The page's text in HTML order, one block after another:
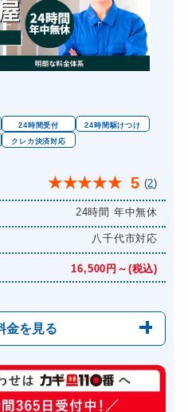
8,8000円～(税込)
14,300円～(税込)
11,000円～(税込)
8,800円～(税込)
10,780円～(税込)
8,800円～(税込)
11,000円～(税込)
24時間受付
24時間駆けつけ
クレカ決済対応
★★★★★ 5 (2)
24時間 年中無休
八千代市対応
16,500円～(税込)
金を見る
13,200円～(税込)